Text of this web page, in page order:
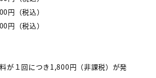
円（税込）
円（税込）
が１回につき1,800円（非課税）が発